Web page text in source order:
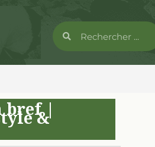
bref|
&